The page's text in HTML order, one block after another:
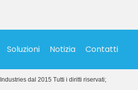
Soluzioni Notizia Contatti
dal 2015 Tutti i diritti riservati;